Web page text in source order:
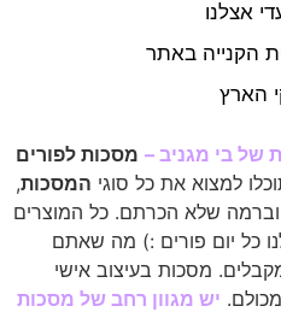
אצלנו
הקנייה באתר
הארץ
של בי מגניב – מסכות לפורים
למצוא את כל סוגי המסכות,
וברמה שלא הכרתם. כל המוצרים
כל יום פורים :) מה שאתם
מסכות בעיצוב אישי
יש מגוון רחב של מסכות